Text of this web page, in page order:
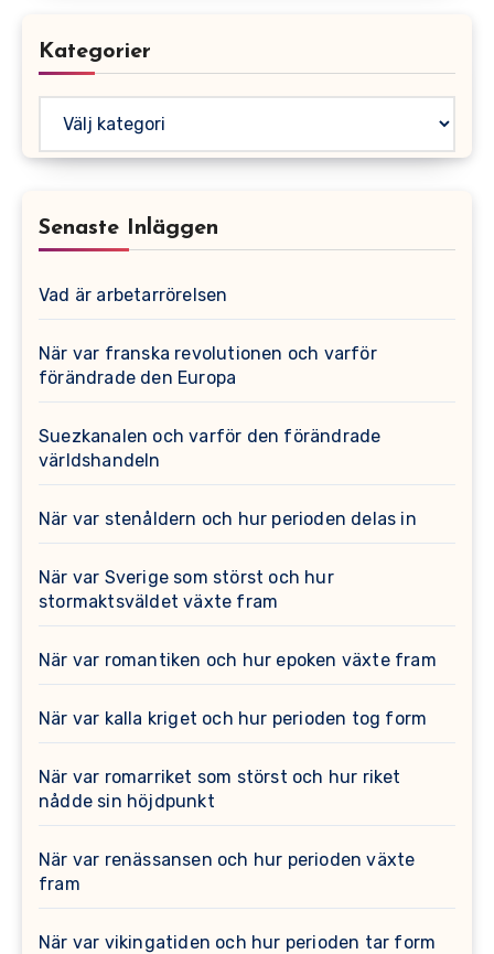
Kategorier
Senaste Inläggen
Vad är arbetarrörelsen
När var franska revolutionen och varför
förändrade den Europa
Suezkanalen och varför den förändrade
världshandeln
När var stenåldern och hur perioden delas in
När var Sverige som störst och hur
stormaktsväldet växte fram
När var romantiken och hur epoken växte fram
När var kalla kriget och hur perioden tog form
När var romarriket som störst och hur riket
nådde sin höjdpunkt
När var renässansen och hur perioden växte
fram
När var vikingatiden och hur perioden tar form